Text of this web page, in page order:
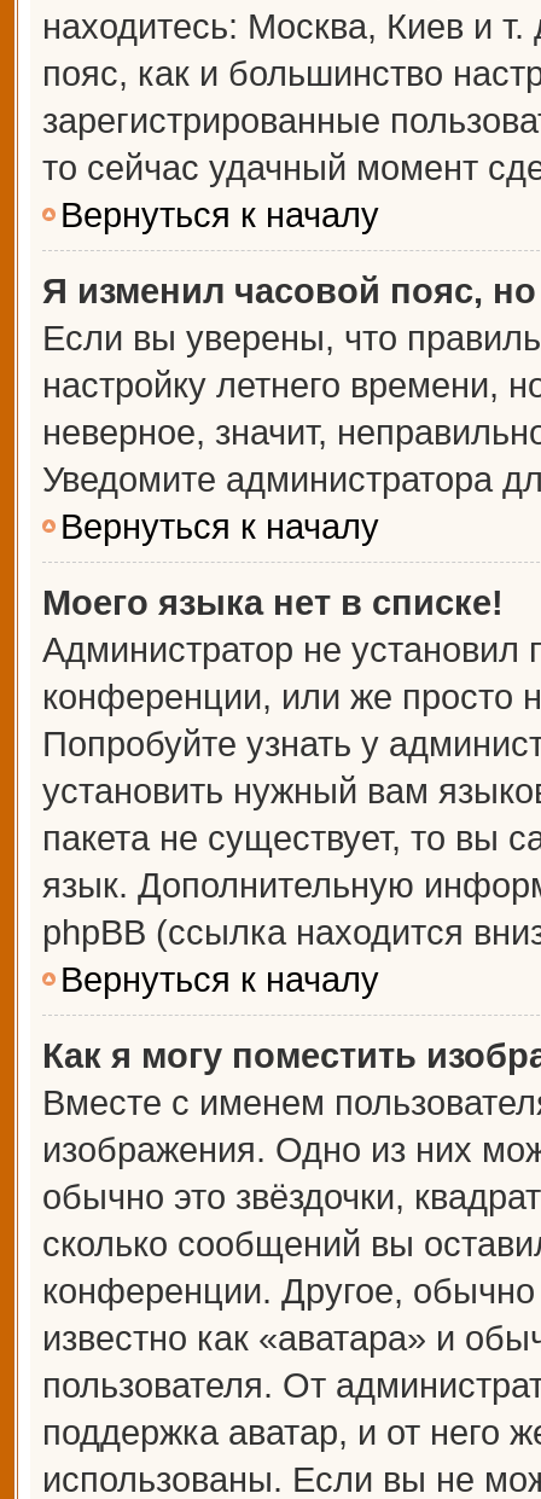
находитесь: Москва, Киев и
пояс, как и большинство
зарегистрированные
то сейчас удачный момент
Вернуться к началу
Я изменил часовой пояс,
Если вы уверены, что
настройку летнего времени,
неверное, значит,
Уведомите администратора
Вернуться к началу
Моего языка нет в списке!
Администратор не установил
конференции, или же просто
Попробуйте узнать у
установить нужный вам
пакета не существует, то вы
язык. Дополнительную
phpBB (ссылка находится
Вернуться к началу
Как я могу поместить
Вместе с именем
изображения. Одно из них
обычно это звёздочки,
сколько сообщений вы
конференции. Другое,
известно как «аватара» и
пользователя. От
поддержка аватар, и от него
использованы. Если вы не